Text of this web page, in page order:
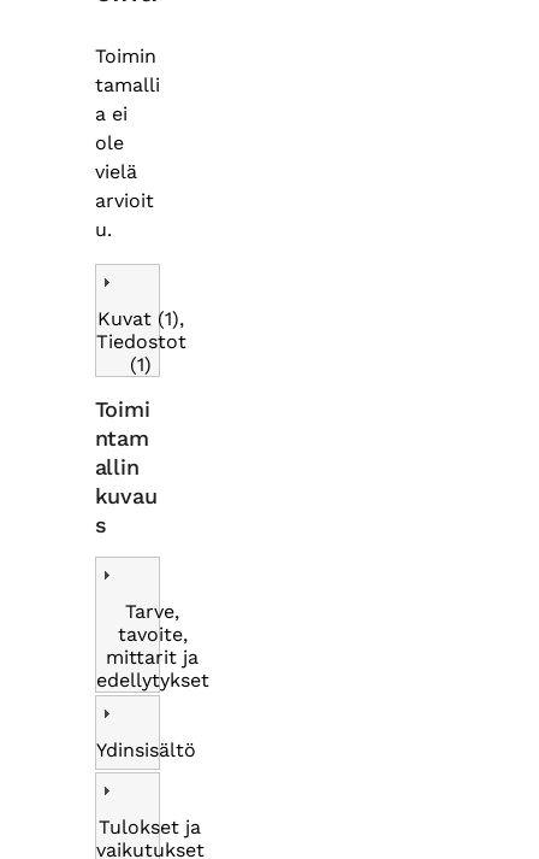
Toimin
tamalli
a ei
ole
vielä
arvioit
u.
Kuvat (1),
Tiedostot
(1)
Toimi
ntam
allin
kuvau
s
Tarve,
tavoite,
mittarit ja
edellytykset
Ydinsisältö
Tulokset ja
vaikutukset